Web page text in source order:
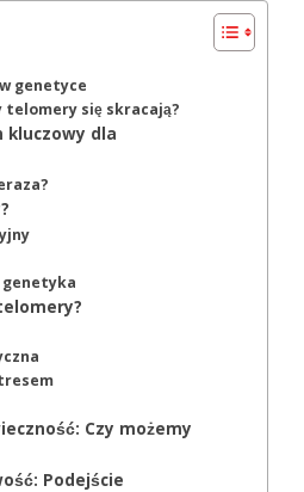
genetyce
telomery się skracają?
kluczowy dla
genetyka
Czy możemy
Podejście